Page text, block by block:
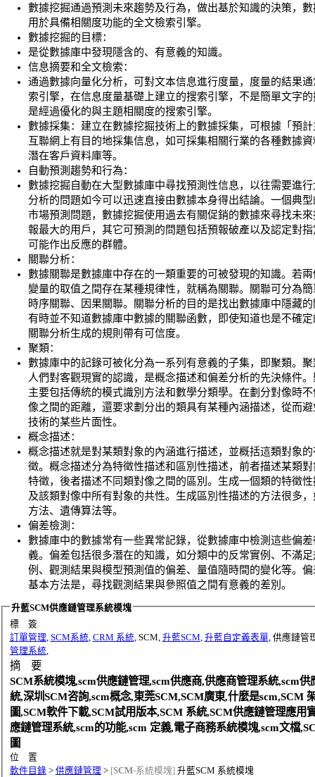
數據挖掘通過預測未來趨勢及行為，做出基於知識的決策，
用於具備相關度功能的全文檢索引擎。
數據挖掘的目標：
是從數據庫中發現隱含的、有意義的知識。
信息摘要和全文檢索：
通過數據向量化分析，可對文本信息進行度量，度量的結果
索引擎，在信息度量基礎上建立的搜索引擎，不是簡單文字
是經過優化的與主題相關度的搜索引擎。
數據採集：建立在數據挖掘技術上的數據採集，可根據「預
互聯網上有目的地採集信息，如可採集相關行業的各種數據
潛在客戶資料庫等。
自動預測趨勢和行為：
數據挖掘自動在大型數據庫中尋找預測性信息，以往需要進
分析的問題如今可以迅速直接由數據本身得出結論。一個典
市場預測問題，數據挖掘使用過去有關促銷的數據來尋找未
報最大的用戶，其它可預測的問題包括預報破產以及認定對
可能作出反應的群體。
關聯分析：
數據關聯是數據庫中存在的一類重要的可被發現的知識。若
變量的取值之間存在某種規律性，就稱為關聯。關聯可分為
時序關聯、因果關聯。關聯分析的目的是找出數據庫中隱藏
有時並不知道數據庫中數據的關聯函數，即使知道也是不確
關聯分析生成的規則帶有可信度。
聚類：
數據庫中的記錄可被化分為一系列有意義的子集，即聚類。
人們對客觀現實的認識，是概念描述和偏差分析的先決條件
主要包括傳統的模式識別方法和數學分類學。在劃分對像時
像之間的距離，還要求劃分出的類具有某種內涵描述，從而
技術的某些片面性。
概念描述：
概念描述就是對某類對象的內涵進行描述，並概括這類對象
徵。概念描述分為特徵性描述和區別性描述，前者描述某類
特徵，後者描述不同類對像之間的區別。生成一個類的特徵
及該類對像中所有對象的共性。生成區別性描述的方法很多
方法、遺傳算法等。
偏差檢測：
數據庫中的數據常有一些異常記錄，從數據庫中檢測這些偏
義。偏差包括很多潛在的知識，如分類中的反常實例、不滿
例、觀測結果與模型預測值的偏差、量值隨時間的變化等。
基本方法是，尋找觀測結果與參照值之間有意義的差別。
升藍SCM供應鏈管理系統模塊
標 簽
訂單管理, SCM系統, CRM 系統 , SCM, 升藍SCM, 升藍自定義表單 , 供應鏈管
管理系統,
摘 要
SCM系統模塊,scm供應鏈管理,scm供應商,供應商管理系統,scm供
統,深圳SCM咨詢,scm概念,東莞SCM,SCM廣東,什麼是scm,SCM
圖,SCM軟件下載,SCM試用版本,SCM 系統,SCM供應鏈管理應用
應鏈管理系統,scm的功能,scm 定義,電子商務系統模塊,scm文檔
圖
位 置
軟件目錄 > 供應鏈管理 > [SCM-系統模塊] 升藍SCM 系統模塊